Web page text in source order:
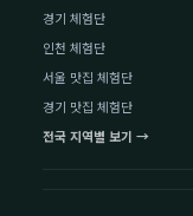
경기 체험단
인천 체험단
서울 맛집 체험단
경기 맛집 체험단
전국 지역별 보기 →